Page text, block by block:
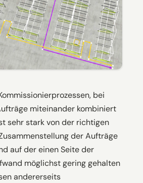
bei
miteinander kombiniert
sehr stark von der richtigen
der Aufträge
auf der einen Seite der
möglichst gering gehalten
andererseits